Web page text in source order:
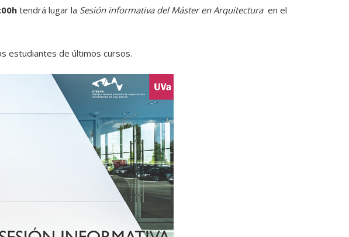
tendrá lugar la Sesión informativa del Máster en Arquitectura en el
estudiantes de últimos cursos.